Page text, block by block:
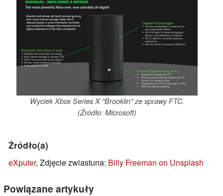
Wyciek Xbox Series X "Brooklin" ze sprawy FTC.
(Źródło: Microsoft)
Źródło(a)
eXputer, Zdjęcie zwiastuna: Billy Freeman on Unsplash
Powiązane artykuły